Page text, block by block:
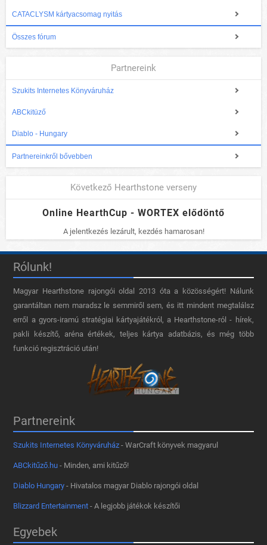
CATACLYSM kártyacsomag nyitás
Összes fórum
Partnereink
Szukits Internetes Könyváruház
ABCkitüző
Diablo - Hungary
Partnereinkről bővebben
Következő Hearthstone verseny
Online HearthCup - WORTEX elődöntő
A jelentkezés lezárult, kezdés hamarosan!
Rólunk!
Magyar Hearthstone​ rajongói oldal 2013 óta a közösségért! Nálunk
garantáltan nem maradsz le semmiről sem, és itt mindent megtalálsz
erről a gyors-iramú stratégiai kártyajátékról, a Hearthstone-ról - hírek,
pakli készítő, aréna értékek, teljes kártya adatbázis, és még több
funkció regisztráció után!
Partnereink
Szukits Internetes Könyváruház - WarCraft könyvek magyarul
ABCkitűző.hu - Minden, ami kitűző!
Diablo Hungary - Hivatalos magyar Diablo rajongói oldal
Blizzard Entertainment - A legjobb játékok készítői
Egyebek